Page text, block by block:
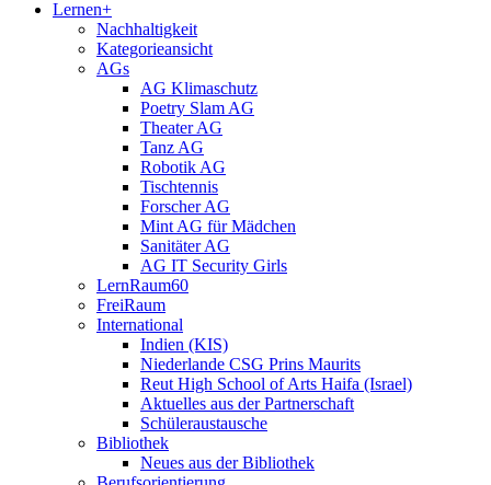
Lernen+
Nachhaltigkeit
Kategorieansicht
AGs
AG Klimaschutz
Poetry Slam AG
Theater AG
Tanz AG
Robotik AG
Tischtennis
Forscher AG
Mint AG für Mädchen
Sanitäter AG
AG IT Security Girls
LernRaum60
FreiRaum
International
Indien (KIS)
Niederlande CSG Prins Maurits
Reut High School of Arts Haifa (Israel)
Aktuelles aus der Partnerschaft
Schüleraustausche
Bibliothek
Neues aus der Bibliothek